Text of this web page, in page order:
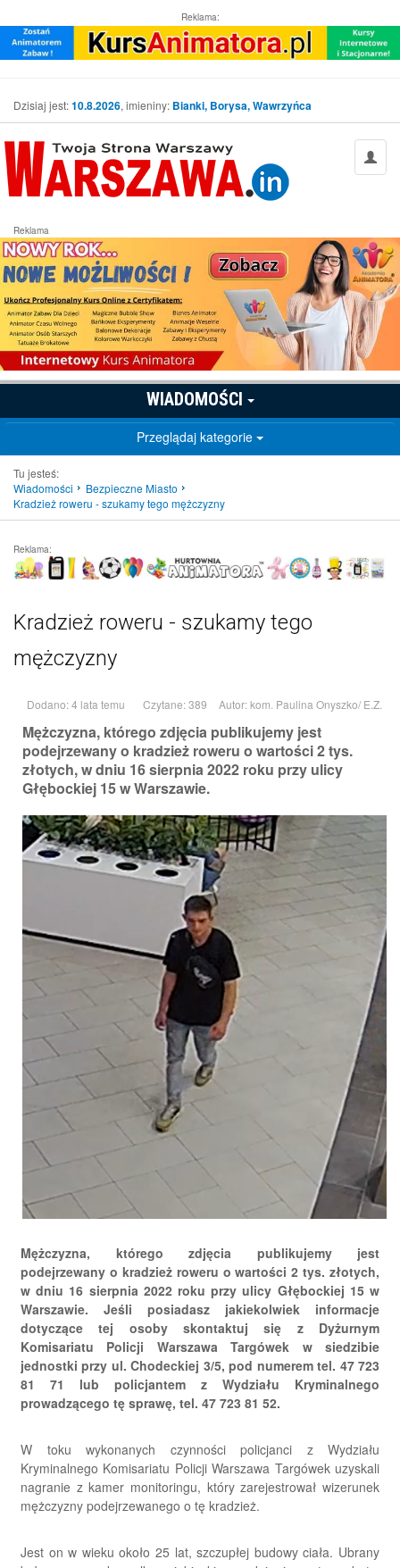
Reklama:
Dzisiaj jest:10.8.2026, imieniny: Bianki, Borysa, Wawrzyńca
Reklama
WIADOMOŚCI
Przeglądaj kategorie
Tu jesteś:
Wiadomości
Bezpieczne Miasto
Kradzież roweru - szukamy tego mężczyzny
Reklama:
Kradzież roweru - szukamy tego
mężczyzny
Dodano: 4 lata temu Czytane: 389 Autor:kom. Paulina Onyszko/ E.Z.
Mężczyzna, którego zdjęcia publikujemy jest
podejrzewany o kradzież roweru o wartości 2 tys.
złotych, w dniu 16 sierpnia 2022 roku przy ulicy
Głębockiej 15 w Warszawie.
Mężczyzna, którego zdjęcia publikujemy jest
podejrzewany o kradzież roweru o wartości 2 tys. złotych,
w dniu 16 sierpnia 2022 roku przy ulicy Głębockiej 15 w
Warszawie. Jeśli posiadasz jakiekolwiek informacje
dotyczące tej osoby skontaktuj się z Dyżurnym
Komisariatu Policji Warszawa Targówek w siedzibie
jednostki przy ul. Chodeckiej 3/5, pod numerem tel. 47 723
81 71 lub policjantem z Wydziału Kryminalnego
prowadzącego tę sprawę, tel. 47 723 81 52.
W toku wykonanych czynności policjanci z Wydziału
Kryminalnego Komisariatu Policji Warszawa Targówek uzyskali
nagranie z kamer monitoringu, który zarejestrował wizerunek
mężczyzny podejrzewanego o tę kradzież.
Jest on w wieku około 25 lat, szczupłej budowy ciała. Ubrany